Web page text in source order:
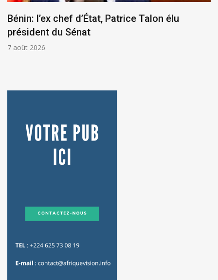
Bénin: l’ex chef d’État, Patrice Talon élu
président du Sénat
7 août 2026